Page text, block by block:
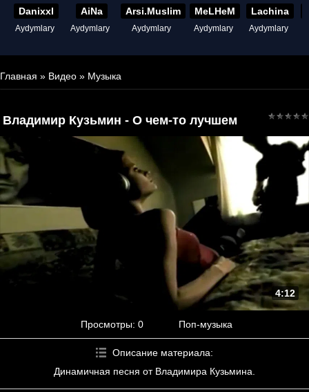
Danixxl
Aydymlary
AiNa
Aydymlary
Arsi.Muslim
Aydymlary
MeLHeM
Aydymlary
Lachina
Aydymlary
Главная » Видео » Музыка
Владимир Кузьмин - О чем-то лучшем
4:12
Просмотры: 0 Поп-музыка
Описание материала:
Динамичная песня от Владимира Кузьмина.